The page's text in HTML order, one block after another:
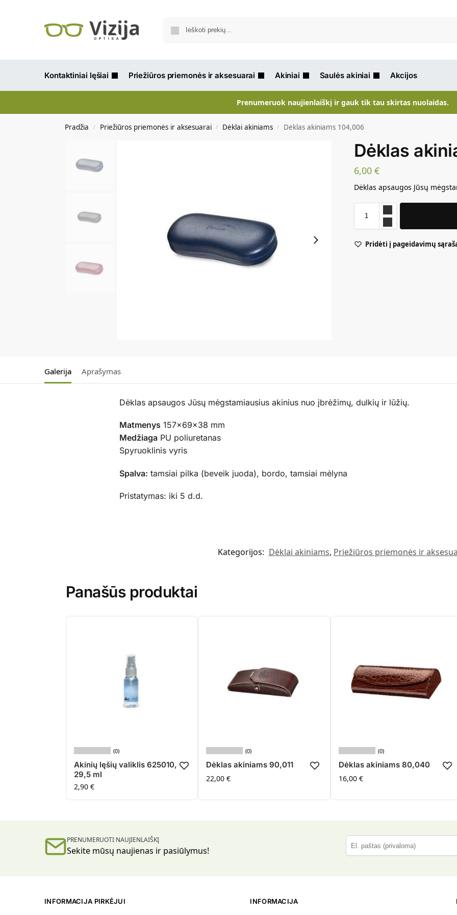
Kontaktiniai lęšiai Priežiūros priemonės ir aksesuarai Akiniai Saulės akiniai Akcijos
Prenumeruok naujienlaiškį ir gauk tik tau skirtas nuolaidas.
Pradžia / Priežiūros priemonės ir aksesuarai / Dėklai akiniams / Dėklas akiniams 104,006
Dėklas
6,00 €
Dėklas apsaugos Jūsų
Pridėti į pageidavimų
Galerija Aprašymas
Dėklas apsaugos Jūsų mėgstamiausius akinius nuo įbrėžimų, dulkių ir lūžių.
Matmenys 157x69x38 mm
MedžiagaPU poliuretanas
Spyruoklinis vyris
Spalva: tamsiai pilka (beveik juoda), bordo, tamsiai mėlyna
Pristatymas: iki 5 d.d.
Kategorijos: Dėklai akiniams, Priežiūros priemonės ir
Panašūs produktai
(0)
Akinių lęšių valiklis 625010,
29,5 ml
2,90 €
(0)
Dėklas akiniams 90,011
22,00€
(0)
Dėklas akiniams 80,040
16,00 €
PRENUMERUOTI NAUJIENLAIŠKĮ
Sekite mūsų naujienas ir pasiūlymus!
l
INFORMACIJA PIRKĖJUI INFORMACIJA